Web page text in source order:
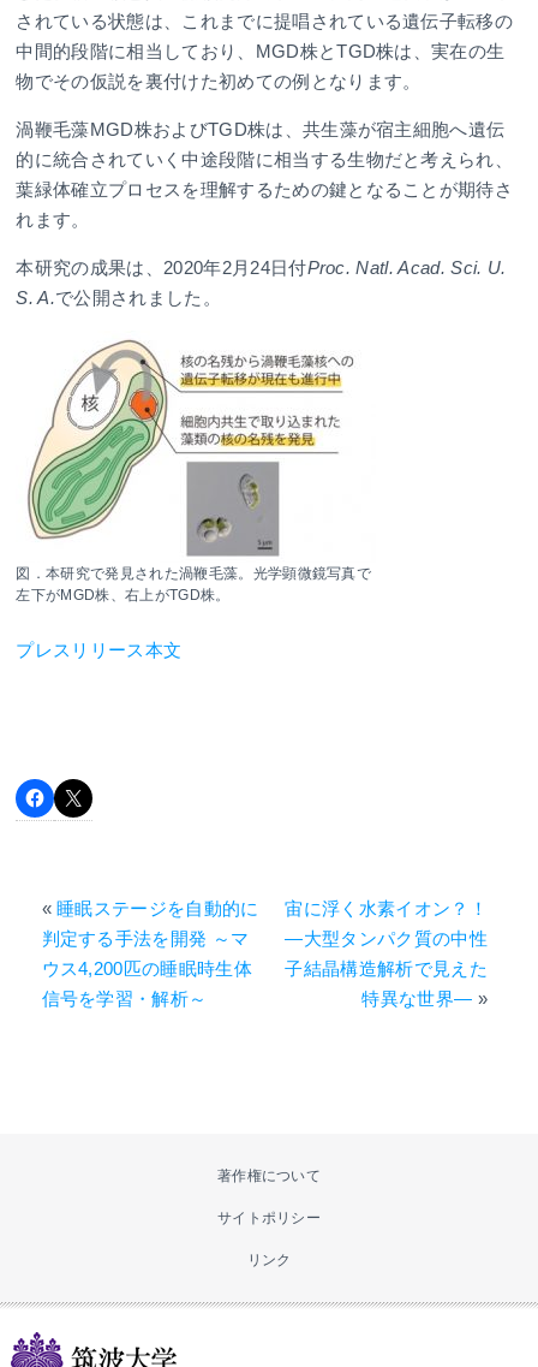
されている状態は、これまでに提唱されている遺伝子転移の
中間的段階に相当しており、MGD株とTGD株は、実在の生
物でその仮説を裏付けた初めての例となります。
渦鞭毛藻MGD株およびTGD株は、共生藻が宿主細胞へ遺伝
的に統合されていく中途段階に相当する生物だと考えられ、
葉緑体確立プロセスを理解するための鍵となることが期待さ
れます。
本研究の成果は、2020年2月24日付Proc. Natl. Acad. Sci. U.
S. A.で公開されました。
図．本研究で発見された渦鞭毛藻。光学顕微鏡写真で
左下がMGD株、右上がTGD株。
プレスリリース本文
«睡眠ステージを自動的に
判定する手法を開発 ～マ
ウス4,200匹の睡眠時生体
信号を学習・解析～
宙に浮く水素イオン？！
―大型タンパク質の中性
子結晶構造解析で見えた
特異な世界― »
著作権について
サイトポリシー
リンク